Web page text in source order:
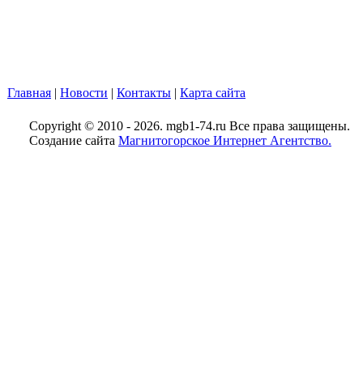
Главная | Новости | Контакты | Карта сайта
Copyright © 2010 - 2026. mgb1-74.ru Все права защищены.
Создание сайта Магнитогорское Интернет Агентство.